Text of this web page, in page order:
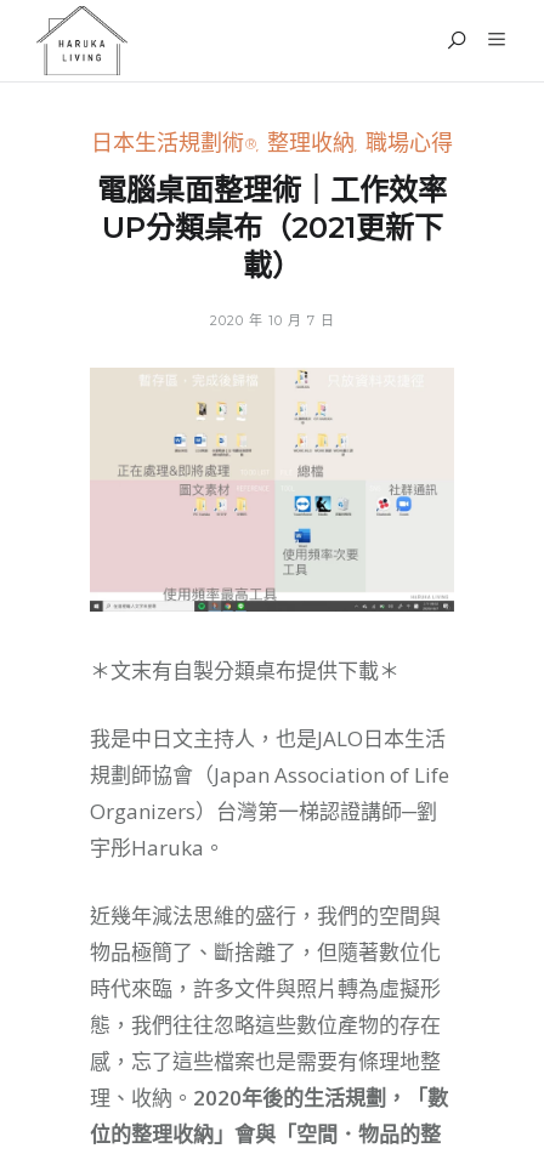
日本生活規劃術®, 整理收納, 職場心得
電腦桌面整理術｜工作效率
UP分類桌布（2021更新下
載）
2020 年 10 月 7 日
＊文末有自製分類桌布提供下載＊
我是中日文主持人，也是JALO日本生活
規劃師協會（Japan Association of Life
Organizers）台灣第一梯認證講師─劉
宇彤Haruka。
近幾年減法思維的盛行，我們的空間與
物品極簡了、斷捨離了，但隨著數位化
時代來臨，許多文件與照片轉為虛擬形
態，我們往往忽略這些數位產物的存在
感，忘了這些檔案也是需要有條理地整
理、收納。 2020年後的生活規劃，「數
位的整理收納」會與「空間．物品的整